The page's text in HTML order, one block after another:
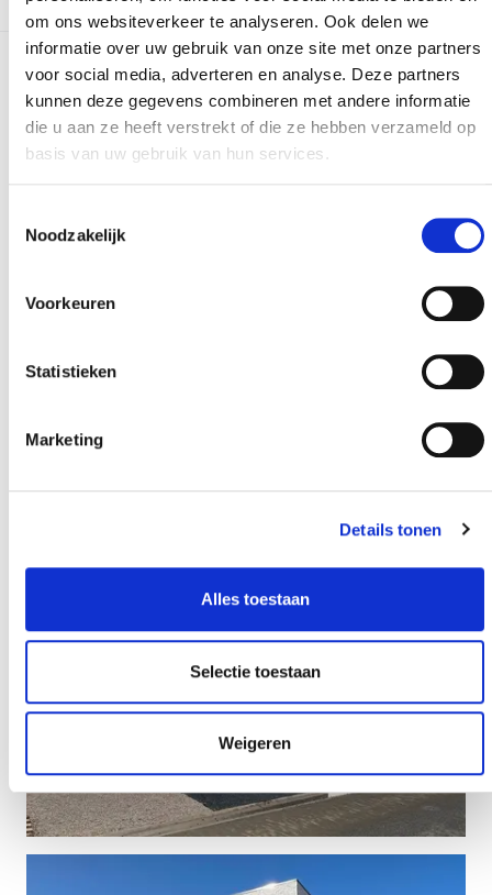
om ons websiteverkeer te analyseren. Ook delen we
informatie over uw gebruik van onze site met onze partners
voor social media, adverteren en analyse. Deze partners
kunnen deze gegevens combineren met andere informatie
die u aan ze heeft verstrekt of die ze hebben verzameld op
basis van uw gebruik van hun services.
Noodzakelijk
Voorkeuren
Statistieken
Marketing
Details tonen
Alles toestaan
Selectie toestaan
Weigeren
Meer realisaties